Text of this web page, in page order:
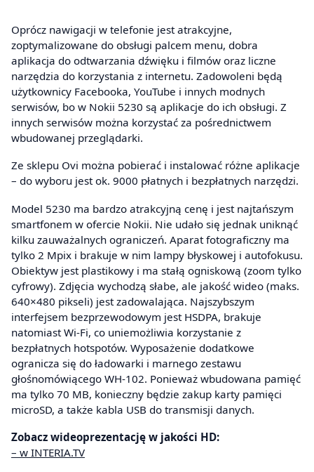
Oprócz nawigacji w telefonie jest atrakcyjne,
zoptymalizowane do obsługi palcem menu, dobra
aplikacja do odtwarzania dźwięku i filmów oraz liczne
narzędzia do korzystania z internetu. Zadowoleni będą
użytkownicy Facebooka, YouTube i innych modnych
serwisów, bo w Nokii 5230 są aplikacje do ich obsługi. Z
innych serwisów można korzystać za pośrednictwem
wbudowanej przeglądarki.
Ze sklepu Ovi można pobierać i instalować różne aplikacje
– do wyboru jest ok. 9000 płatnych i bezpłatnych narzędzi.
Model 5230 ma bardzo atrakcyjną cenę i jest najtańszym
smartfonem w ofercie Nokii. Nie udało się jednak uniknąć
kilku zauważalnych ograniczeń. Aparat fotograficzny ma
tylko 2 Mpix i brakuje w nim lampy błyskowej i autofokusu.
Obiektyw jest plastikowy i ma stałą ogniskową (zoom tylko
cyfrowy). Zdjęcia wychodzą słabe, ale jakość wideo (maks.
640×480 pikseli) jest zadowalająca. Najszybszym
interfejsem bezprzewodowym jest HSDPA, brakuje
natomiast Wi-Fi, co uniemożliwia korzystanie z
bezpłatnych hotspotów. Wyposażenie dodatkowe
ogranicza się do ładowarki i marnego zestawu
głośnomówiącego WH-102. Ponieważ wbudowana pamięć
ma tylko 70 MB, konieczny będzie zakup karty pamięci
microSD, a także kabla USB do transmisji danych.
Zobacz wideoprezentację w jakości HD:
– w INTERIA.TV